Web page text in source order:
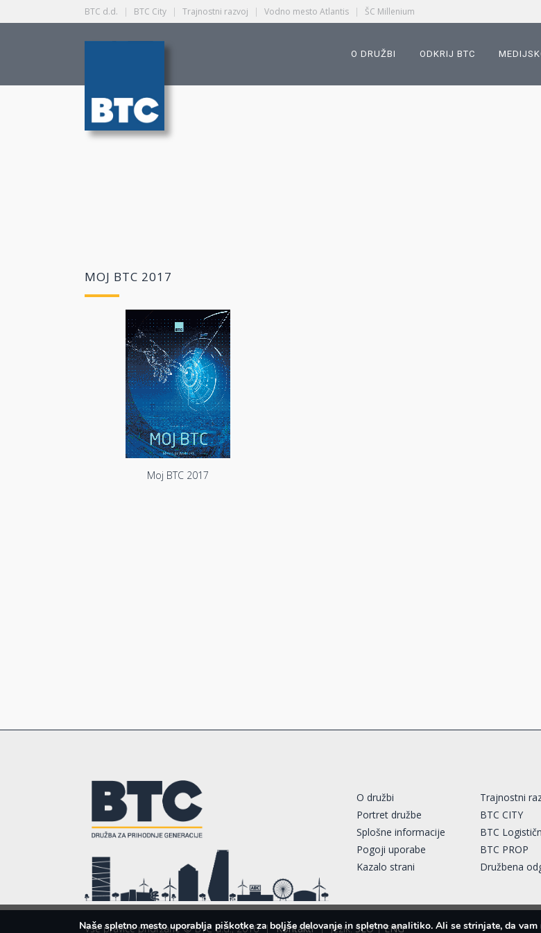
BTC d.d. | BTC City | Trajnostni razvoj | Vodno mesto Atlantis | ŠC Millenium
O DRUŽBI ODKRIJ BTC
MOJ BTC 2017
Moj BTC 2017
O družbi
Portret družbe
Splošne informacije
Pogoji uporabe
Kazalo strani
Trajnostni
BTC CITY
BTC
BTC PROP
Družbena
Vse pravice pridržane © BTC d.d., 2016 | Kontakti | Jezik: SLO|ENG
Naše spletno mesto uporablja piškotke za boljše delovanje in spletno analitiko. Ali se strinjate, da